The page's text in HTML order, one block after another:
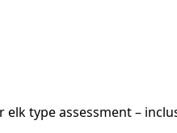
type assessment –